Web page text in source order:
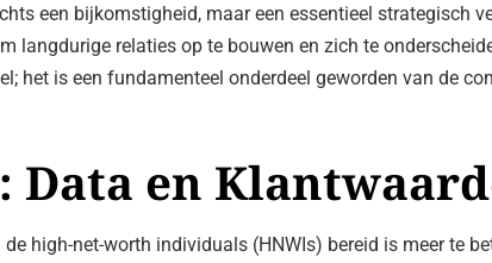
een bijkomstigheid, maar een essentieel strategisch
langdurige relaties op te bouwen en zich te
het is een fundamenteel onderdeel geworden van de
Data en
high-net-worth individuals (HNWIs) bereid is meer te